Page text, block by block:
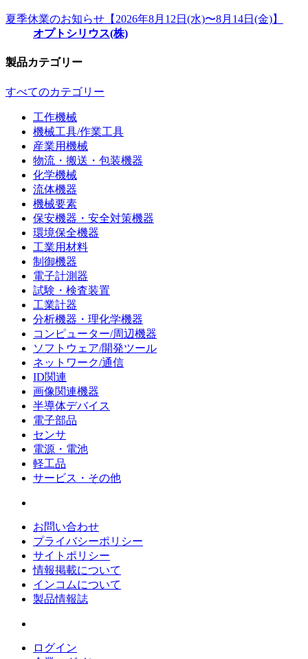
夏季休業のお知らせ【2026年8月12日(水)〜8月14日(金)】
オプトシリウス(株)
製品カテゴリー
すべてのカテゴリー
工作機械
機械工具/作業工具
産業用機械
物流・搬送・包装機器
化学機械
流体機器
機械要素
保安機器・安全対策機器
環境保全機器
工業用材料
制御機器
電子計測器
試験・検査装置
工業計器
分析機器・理化学機器
コンピューター/周辺機器
ソフトウェア/開発ツール
ネットワーク/通信
ID関連
画像関連機器
半導体デバイス
電子部品
センサ
電源・電池
軽工品
サービス・その他
お問い合わせ
プライバシーポリシー
サイトポリシー
情報掲載について
インコムについて
製品情報誌
ログイン